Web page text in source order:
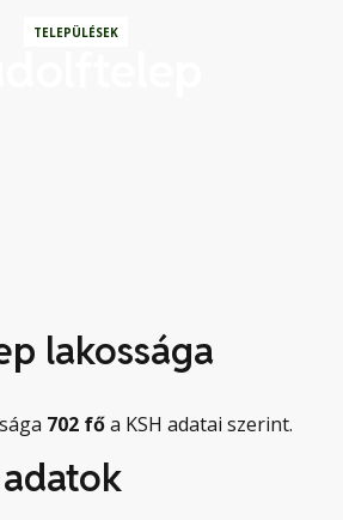
TELEPÜLÉSEK
lakossága
702 főa KSH adatai szerint.